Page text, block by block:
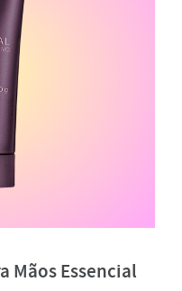
Mãos Essencial